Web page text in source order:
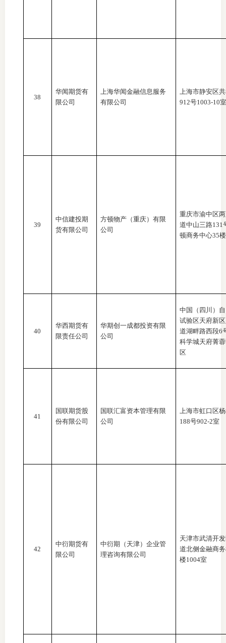
38
华闻期货有
限公司
上海华闻金融信息服务
有限公司
上海市静安区
912号1003-10室
39
中信建投期
货有限公司
方顿物产（重庆）有限
公司
重庆市渝中区
道中山三路131
顿商务中心35楼
40
华西期货有
限责任公司
华期创一成都投资有限
公司
中国（四川）
试验区天府新
道湖畔路西段6
科学城天府菁
区
41
国联期货股
份有限公司
国联汇富资本管理有限
公司
上海市虹口区
188号902-2室
42
中衍期货有
限公司
中衍期（天津）企业管
理咨询有限公司
天津市武清开
道北侧金融商
楼1004室